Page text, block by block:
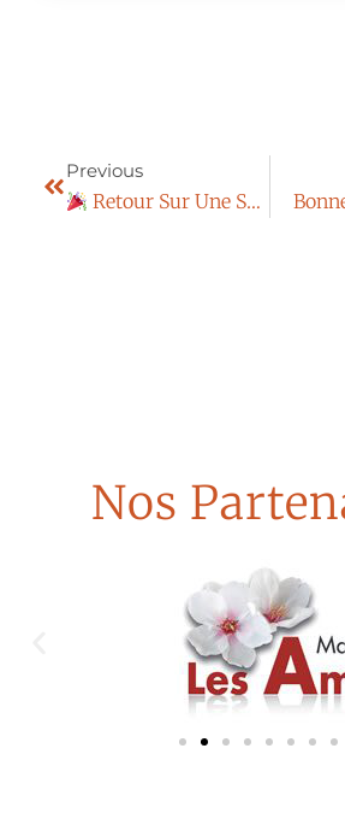
Previous
Retour Sur Une Semaine Sécurité Des Patients Exceptionnelle Au Centre Les Feuillades !
Nos